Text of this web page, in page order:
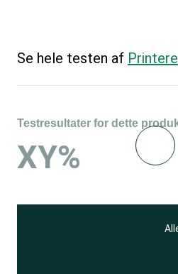
Se hele testen af Printere
Testresultater for dette
XY%